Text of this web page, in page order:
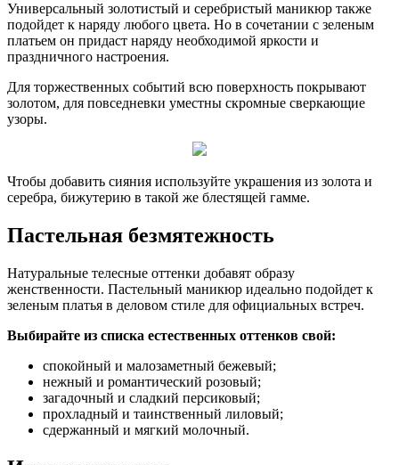
Универсальный золотистый и серебристый маникюр также
подойдет к наряду любого цвета. Но в сочетании с зеленым
платьем он придаст наряду необходимой яркости и
праздничного настроения.
Для торжественных событий всю поверхность покрывают
золотом, для повседневки уместны скромные сверкающие
узоры.
Чтобы добавить сияния используйте украшения из золота и
серебра, бижутерию в такой же блестящей гамме.
Пастельная безмятежность
Натуральные телесные оттенки добавят образу
женственности. Пастельный маникюр идеально подойдет к
зеленым платья в деловом стиле для официальных встреч.
Выбирайте из списка естественных оттенков свой:
спокойный и малозаметный бежевый;
нежный и романтический розовый;
загадочный и сладкий персиковый;
прохладный и таинственный лиловый;
сдержанный и мягкий молочный.